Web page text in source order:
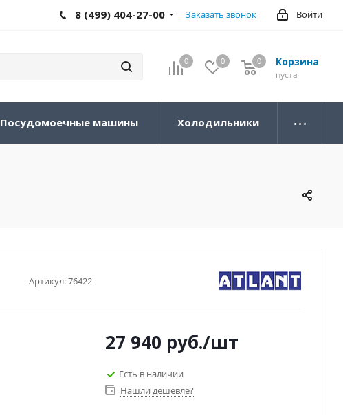
Войти
8 (499) 404-27-00 Заказать звонок
0 0 Корзина
0
пуста
0
Посудомоечные машины Холодильники
Артикул:76422
27 940 руб./шт
Есть в наличии
Нашли дешевле?